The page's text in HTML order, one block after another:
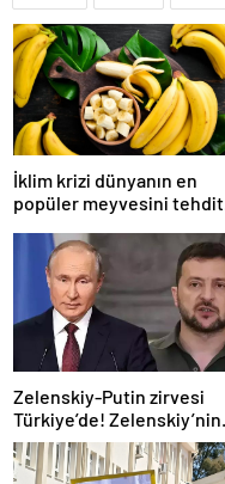
İklim krizi dünyanın en
popüler meyvesini tehdit
karşı karşıya
Zelenskiy-Putin zirvesi
Türkiye’de! Zelenskiy’nin
çağrısı dünya basınında